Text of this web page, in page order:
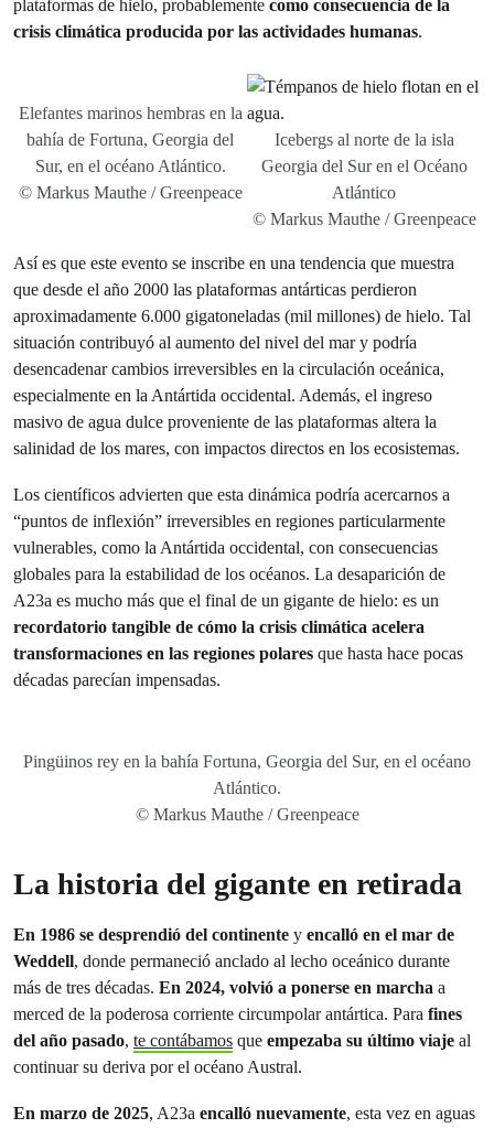
plataformas de hielo, probablemente como consecuencia de la
crisis climática producida por las actividades humanas.
Elefantes marinos hembras en la
bahía de Fortuna, Georgia del
Sur, en el océano Atlántico.
© Markus Mauthe / Greenpeace
Icebergs al norte de la isla
Georgia del Sur en el Océano
Atlántico
© Markus Mauthe / Greenpeace
Así es que este evento se inscribe en una tendencia que muestra
que desde el año 2000 las plataformas antárticas perdieron
aproximadamente 6.000 gigatoneladas (mil millones) de hielo. Tal
situación contribuyó al aumento del nivel del mar y podría
desencadenar cambios irreversibles en la circulación oceánica,
especialmente en la Antártida occidental. Además, el ingreso
masivo de agua dulce proveniente de las plataformas altera la
salinidad de los mares, con impactos directos en los ecosistemas.
Los científicos advierten que esta dinámica podría acercarnos a
“puntos de inflexión” irreversibles en regiones particularmente
vulnerables, como la Antártida occidental, con consecuencias
globales para la estabilidad de los océanos. La desaparición de
A23a es mucho más que el final de un gigante de hielo: es un
recordatorio tangible de cómo la crisis climática acelera
transformaciones en las regiones polares que hasta hace pocas
décadas parecían impensadas.
Pingüinos rey en la bahía Fortuna, Georgia del Sur, en el océano
Atlántico.
© Markus Mauthe / Greenpeace
La historia del gigante en retirada
En 1986 se desprendió del continente y encalló en el mar de
Weddell, donde permaneció anclado al lecho oceánico durante
más de tres décadas. En 2024, volvió a ponerse en marcha a
merced de la poderosa corriente circumpolar antártica. Para fines
del año pasado, te contábamos que empezaba su último viaje al
continuar su deriva por el océano Austral.
En marzo de 2025, A23a encalló nuevamente, esta vez en aguas